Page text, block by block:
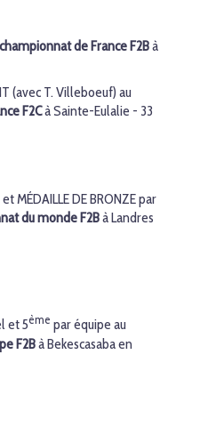
championnat de France F2Bà
(avec T. Villeboeuf) au
F2Cà Sainte-Eulalie - 33
etMÉDAILLE DE BRONZEpar
du monde F2Bà Landres
et 5ème par équipe au
F2Bà Bekescasaba en